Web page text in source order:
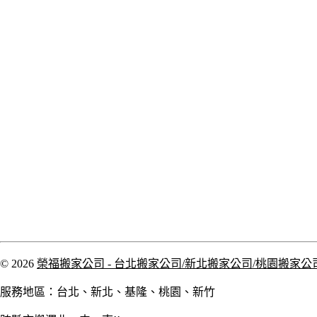
© 2026 榮福搬家公司 - 台北搬家公司/新北搬家公司/桃園搬家公
服務地區：台北、新北、基隆、桃園、新竹